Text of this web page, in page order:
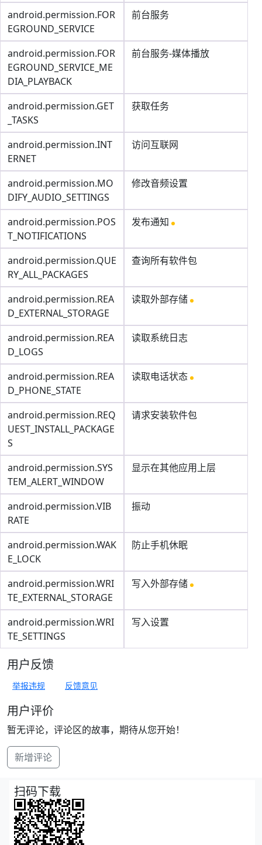
android.permission.FOR
EGROUND_SERVICE
前台服务
android.permission.FOR
EGROUND_SERVICE_ME
DIA_PLAYBACK
前台服务-媒体播放
android.permission.GET
_TASKS
获取任务
android.permission.INT
ERNET
访问互联网
android.permission.MO
DIFY_AUDIO_SETTINGS
修改音频设置
android.permission.POS
T_NOTIFICATIONS
发布通知
android.permission.QUE
RY_ALL_PACKAGES
查询所有软件包
android.permission.REA
D_EXTERNAL_STORAGE
读取外部存储
android.permission.REA
D_LOGS
读取系统日志
android.permission.REA
D_PHONE_STATE
读取电话状态
android.permission.REQ
UEST_INSTALL_PACKAGE
S
请求安装软件包
android.permission.SYS
TEM_ALERT_WINDOW
显示在其他应用上层
android.permission.VIB
RATE
振动
android.permission.WAK
E_LOCK
防止手机休眠
android.permission.WRI
TE_EXTERNAL_STORAGE
写入外部存储
android.permission.WRI
TE_SETTINGS
写入设置
用户反馈
举报违规 反馈意见
用户评价
暂无评论，评论区的故事，期待从您开始！
新增评论
扫码下载